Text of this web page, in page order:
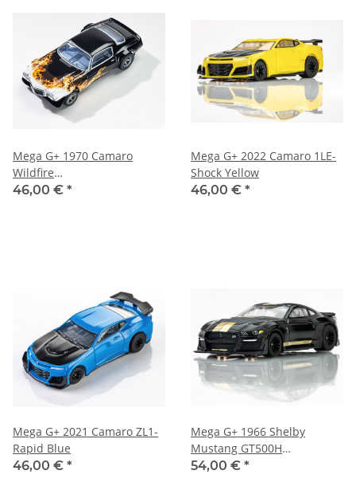
Mega G+ 1970 Camaro
Wildfire
Schwarz/Gelb/Orange
46,00 € *
Mega G+ 2022 Camaro 1LE-
Shock Yellow
46,00 € *
Mega G+ 2021 Camaro ZL1-
Rapid Blue
46,00 € *
Mega G+ 1966 Shelby
Mustang GT500H
Schwarz/Gold
54,00 € *